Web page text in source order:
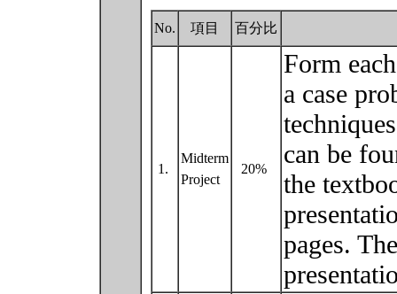
No. 項目 百分比
1.
Midterm
Project
20%
Form
a case
can be
the
pages.